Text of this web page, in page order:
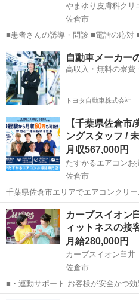
やまゆり皮膚科クリ
佐倉市
■患者さんの誘導・問診 ■電話の応対 ■カルテ・会計などのPC入力 ■
院内清掃 ■院長・看護師のサポート など 当院のお仕事にはマニュア
ルはありませんが、 その分、良いと
す！ 患者さん...
千葉 佐倉市 その他
自動車メーカー
高収入・無料の寮費
トヨタ自動車株式会社
【千葉県佐倉市
ングスタッフ /
月収567,000円
たすかるエアコンお
佐倉市
千葉県佐倉市エリアでエアコンクリ
す。 未経験から月収60万円も可能、業務委託のお仕事です。 ※形式上
「契約社員」を選択していますが、
■ こんな方...
千葉 佐倉市 その他 未経験
カーブスイオン
ィットネスの接
月給280,000円
カーブスイオン臼井
佐倉市
■・運動サポート お客様が安全かつ
の使い方をアドバイスします。運動